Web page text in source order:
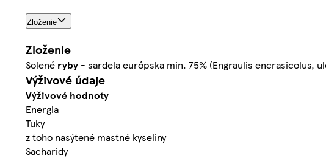
Zloženie
Zloženie
Solené ryby - sardela európska min. 75% (Engraulis encrasicolus,
Výživové údaje
Výživové hodnoty
Energia
Tuky
z toho nasýtené mastné kyseliny
Sacharidy